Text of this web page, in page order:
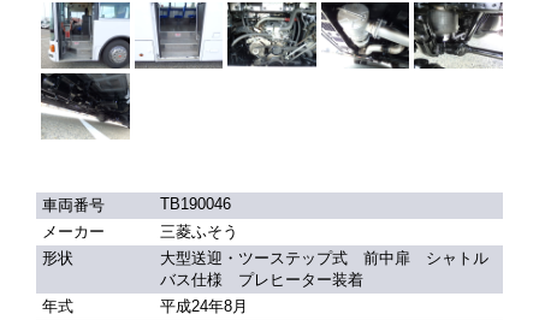
車両番号
TB190046
メーカー
三菱ふそう
形状
大型送迎・ツーステップ式 前中扉 シャトル
バス仕様 プレヒーター装着
年式
平成24年8月